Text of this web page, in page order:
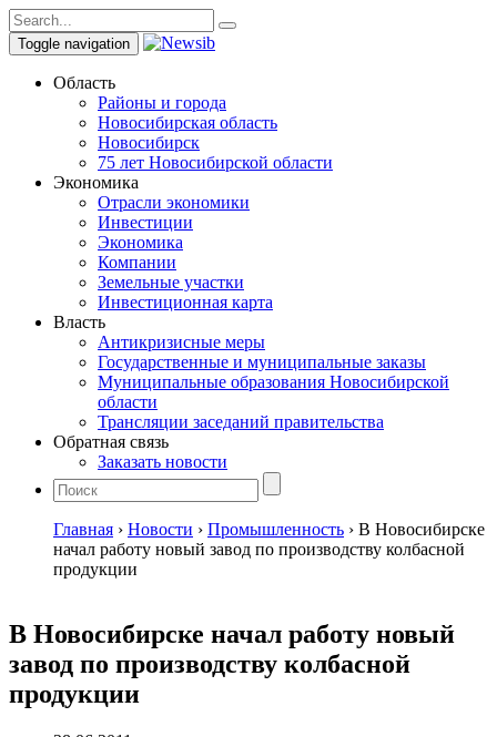
Toggle navigation
Область
Районы и города
Новосибирская область
Новосибирск
75 лет Новосибирской области
Экономика
Отрасли экономики
Инвестиции
Экономика
Компании
Земельные участки
Инвестиционная карта
Власть
Антикризисные меры
Государственные и муниципальные заказы
Муниципальные образования Новосибирской
области
Трансляции заседаний правительства
Обратная связь
Заказать новости
Главная › Новости › Промышленность › В Новосибирске
начал работу новый завод по производству колбасной
продукции
В Новосибирске начал работу новый
завод по производству колбасной
продукции